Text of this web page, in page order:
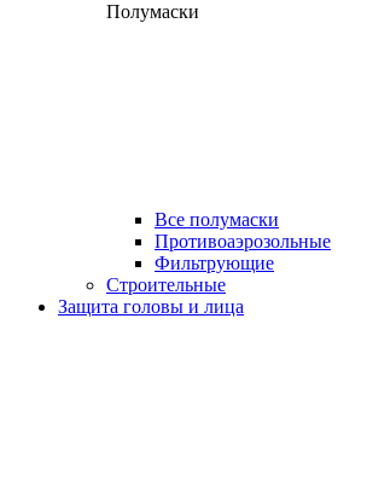
Полумаски
Все полумаски
Противоаэрозольные
Фильтрующие
Строительные
Защита головы и лица